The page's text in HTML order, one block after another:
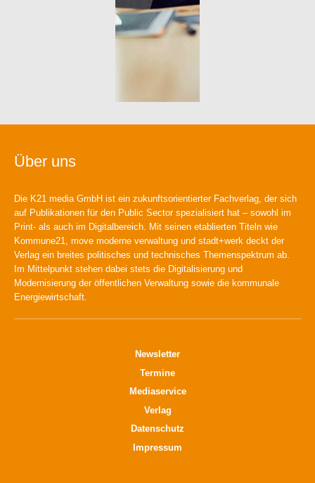
Über uns
Die K21 media GmbH ist ein zukunftsorientierter Fachverlag, der sich
auf Publikationen für den Public Sector spezialisiert hat – sowohl im
Print- als auch im Digitalbereich. Mit seinen etablierten Titeln wie
Kommune21, move moderne verwaltung und stadt+werk deckt der
Verlag ein breites politisches und technisches Themenspektrum ab.
Im Mittelpunkt stehen dabei stets die Digitalisierung und
Modernisierung der öffentlichen Verwaltung sowie die kommunale
Energiewirtschaft.
Newsletter
Termine
Mediaservice
Verlag
Datenschutz
Impressum